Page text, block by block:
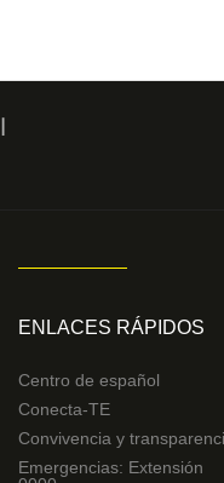
ENLACES RÁPIDOS
Centro de español
Conecta-TE
Convivencia y
Emergencias: Extensión